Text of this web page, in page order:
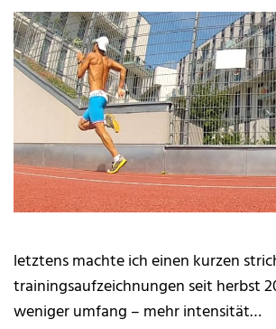
letztens machte ich einen kurzen
trainingsaufzeichnungen seit herbst
weniger umfang – mehr intensität…